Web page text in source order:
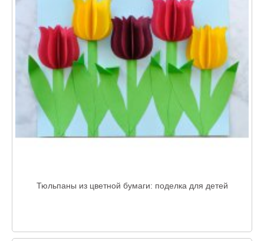
Тюльпаны из цветной бумаги: поделка для детей